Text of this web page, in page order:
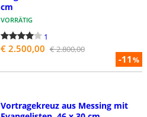
-11%
cm
VORRÄTIG
1
€ 2.500,00 € 2.800,00
Vortragekreuz aus Messing mit